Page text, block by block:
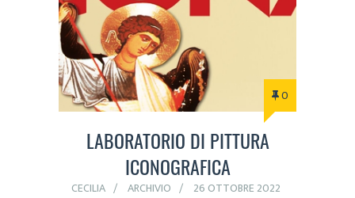
0
LABORATORIO DI PITTURA
ICONOGRAFICA
CECILIA ARCHIVIO 26 OTTOBRE 2022